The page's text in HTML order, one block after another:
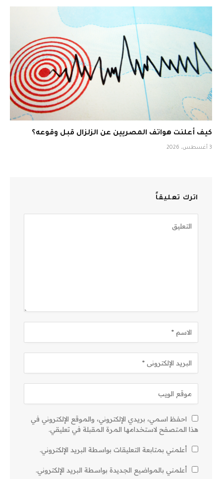
كيف أعلنت هواتف المصريين عن الزلزال قبل وقوعه؟
3 أغسطس، 2026
اترك تعليقاً
احفظ اسمي، بريدي الإلكتروني، والموقع الإلكتروني في
هذا المتصفح لاستخدامها المرة المقبلة في تعليقي.
أعلمني بمتابعة التعليقات بواسطة البريد الإلكتروني.
أعلمني بالمواضيع الجديدة بواسطة البريد الإلكتروني.